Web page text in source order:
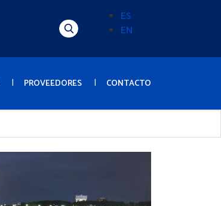
Alternador
(Content)
ES
EN
PROVEEDORES CONTACTO